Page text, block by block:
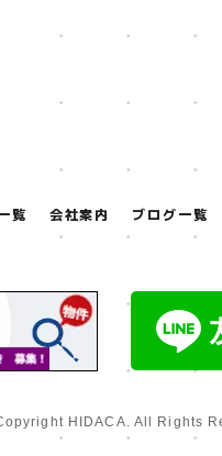
覧 会社案内 ブログ一覧
HIDACA. All Rights